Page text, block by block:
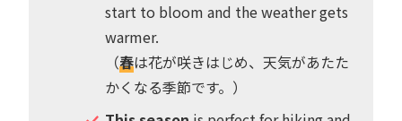
start to bloom and the weather gets
warmer.
（春は花が咲きはじめ、天気があたた
かくなる季節です。）